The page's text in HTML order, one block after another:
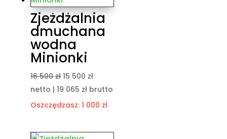
Zjeżdżalnia
dmuchana
wodna
Minionki
16 500zł Pierwotna
cena
wynosiła:
15 500 złAktualna
cena
wynosi:
netto | 19 065 złbrutto
Oszczędzasz: 1 000 zł